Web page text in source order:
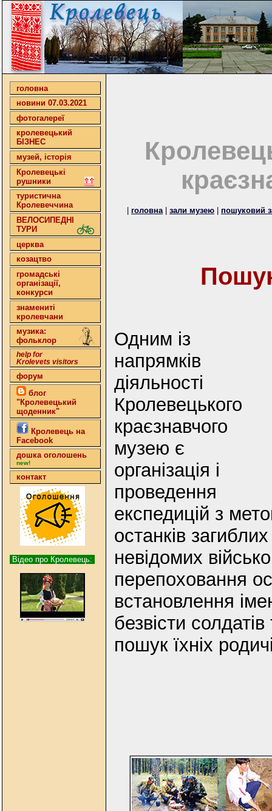
головна
новини 07.03.2021
фотогалереї
кролевецький
БІЗНЕС
музей, історія
Кролевецькі
рушники
туристична
Кролевеччина
ВЕЛОСИПЕДНІ
ТУРИ
церква
козацтво
громадські
організації,
конкурси
знамениті
кролевчани
музика:
фольклор
help for
Krolevets visitors
форум
блог
"Кролевецький
щоденник"
Кролевець на
Facebook
дошка оголошень
new!
контакт
Відео про Кролевець:
головна зали музею пошуковий
Одним із
напрямків
діяльності
Кролевецького
краєзнавчого
музею є
організація і
проведення
експедицій з
останків
невідомих
перепоховання
встановлення
безвісти
пошук їхніх